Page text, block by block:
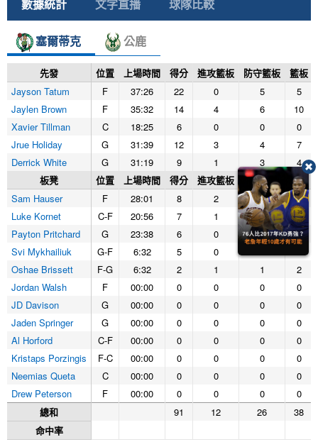
數據統計 文字直播 球隊比較
塞爾蒂克 公鹿
先發 位置 上場時間 得分 進攻籃板 防守籃板 籃板
Jayson Tatum
F 37:26 22 0 5
5
Jaylen Brown
F 35:32 14 4 6
10
Xavier Tillman
C 18:25 6 0 0
0
Jrue Holiday
G 31:39 12 3 4
7
Derrick White
G 31:19 9 1 3
4
板凳
位置 上場時間 得分 進攻籃板 防守籃板 籃板
Sam Hauser
F 28:01 8 2 3
5
Luke Kornet
C-F 20:56 7 1 1
2
Payton Pritchard
G 23:38 6 0 2
2
Svi Mykhailiuk
G-F 6:32 5 0
Oshae Brissett
F-G 6:32 2 1 1
2
Jordan Walsh
F 00:00 0 0 0
0
JD Davison
G 00:00 0 0 0
0
Jaden Springer
G 00:00 0 0 0
0
Al Horford
C-F 00:00 0 0 0
0
Kristaps Porzingis
F-C 00:00 0 0 0
0
Neemias Queta
C 00:00 0 0 0
0
Drew Peterson
F 00:00 0 0 0
0
總和
91 12 26
38
命中率